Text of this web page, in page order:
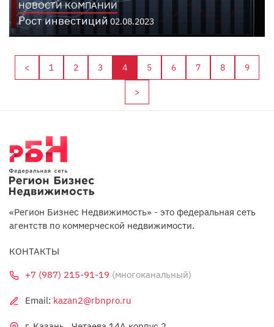
НОВОСТИ КОМПАНИИ
Рост инвестиций 02.08.2023
< 1 2 3 4 5 6 7 8 9
>
«Регион Бизнес Недвижимость» - это федеральная сеть
агентств по коммерческой недвижимости.
КОНТАКТЫ
+7 (987) 215-91-19 (многоканальный)
Email: kazan2@rbnpro.ru